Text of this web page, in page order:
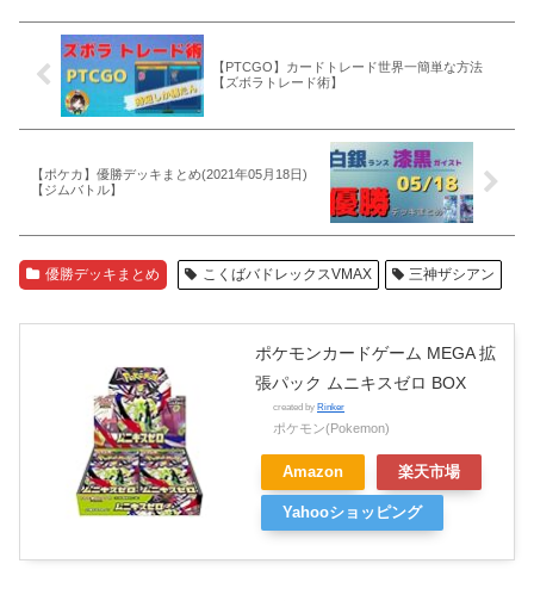
【PTCGO】カードトレード世界一簡単な方法
【ズボラトレード術】
【ポケカ】優勝デッキまとめ(2021年05月18日)
【ジムバトル】
優勝デッキまとめ こくばバドレックスVMAX 三神ザシアン
ポケモンカードゲーム MEGA 拡
張パック ムニキスゼロ BOX
created by Rinker
ポケモン(Pokemon)
Amazon 楽天市場
Yahooショッピング